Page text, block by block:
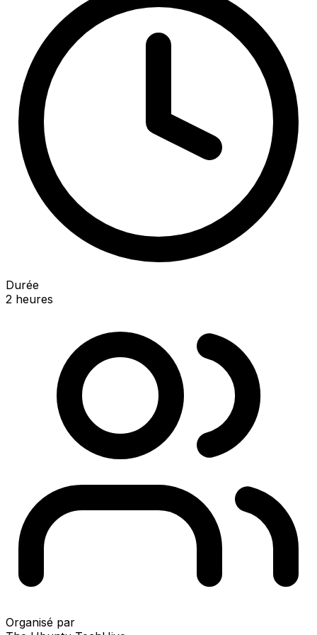
Durée
2 heures
Organisé par